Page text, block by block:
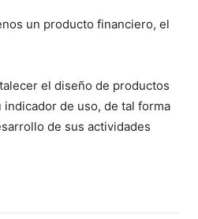
un producto financiero, el
el diseño de productos
de uso, de tal forma
de sus actividades